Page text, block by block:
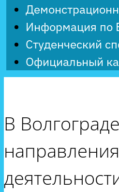
Информация по
Студенческий
Официальный
В